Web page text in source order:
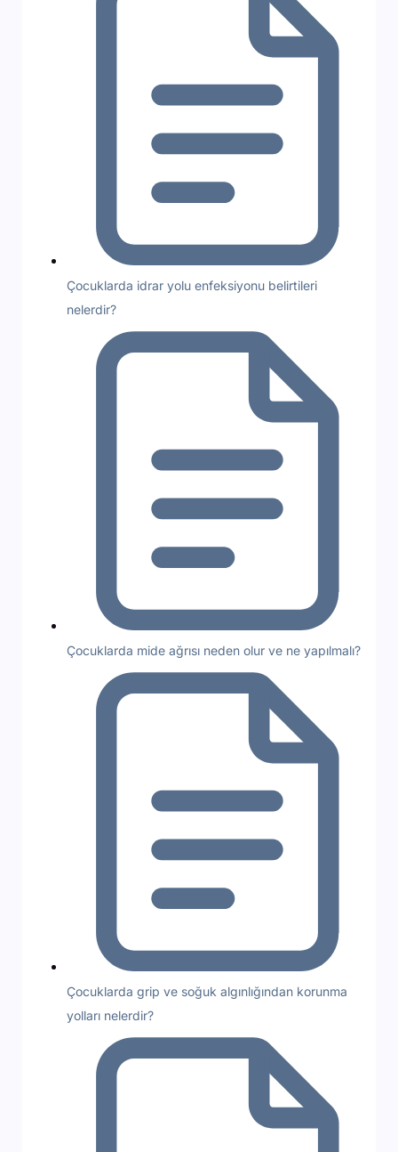
Çocuklarda idrar yolu enfeksiyonu belirtileri
nelerdir?
Çocuklarda mide ağrısı neden olur ve ne yapılmalı?
Çocuklarda grip ve soğuk algınlığından korunma
yolları nelerdir?